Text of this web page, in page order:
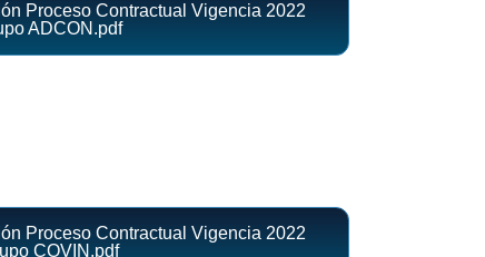
Proceso Contractual Vigencia 2022
ADCON.pdf
Proceso Contractual Vigencia 2022
COVIN.pdf